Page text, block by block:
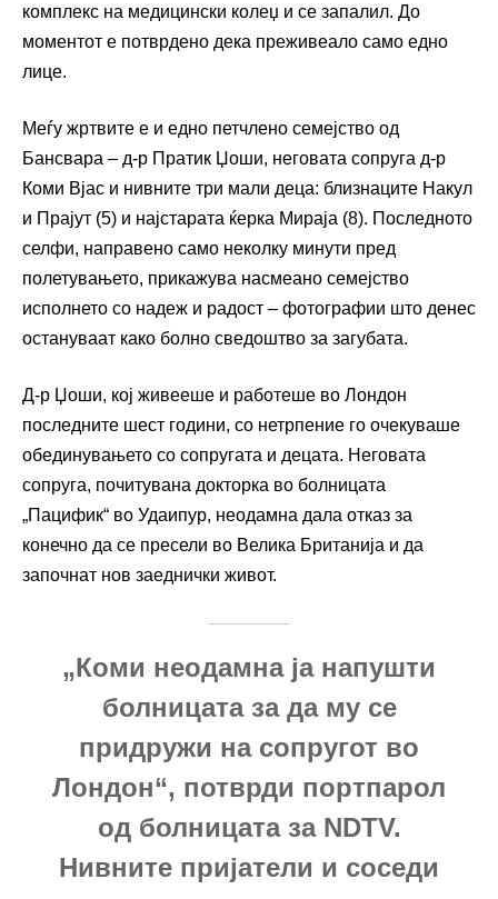
комплекс на медицински колеџ и се запалил. До
моментот е потврдено дека преживеало само едно
лице.
Меѓу жртвите е и едно петчлено семејство од
Бансвара – д-р Пратик Џоши, неговата сопруга д-р
Коми Вјас и нивните три мали деца: близнаците Накул
и Прајут (5) и најстарата ќерка Мираја (8). Последното
селфи, направено само неколку минути пред
полетувањето, прикажува насмеано семејство
исполнето со надеж и радост – фотографии што денес
остануваат како болно сведоштво за загубата.
Д-р Џоши, кој живееше и работеше во Лондон
последните шест години, со нетрпение го очекуваше
обединувањето со сопругата и децата. Неговата
сопруга, почитувана докторка во болницата
„Пацифик“ во Удаипур, неодамна дала отказ за
конечно да се пресели во Велика Британија и да
започнат нов заеднички живот.
„Коми неодамна ја напушти
болницата за да му се
придружи на сопругот во
Лондон“, потврди портпарол
од болницата за NDTV.
Нивните пријатели и соседи